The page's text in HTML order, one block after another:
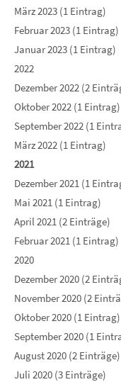
März 2023 (1 Eintrag)
Februar 2023 (1 Eintrag)
Januar 2023 (1 Eintrag)
2022
Dezember 2022 (2
Oktober 2022 (1 Eintrag)
September 2022 (1
März 2022 (1 Eintrag)
2021
Dezember 2021 (1
Mai 2021 (1 Eintrag)
April 2021 (2 Einträge)
Februar 2021 (1 Eintrag)
2020
Dezember 2020 (2
November 2020 (2
Oktober 2020 (1 Eintrag)
September 2020 (1
August 2020 (2 Einträge)
Juli 2020 (3 Einträge)